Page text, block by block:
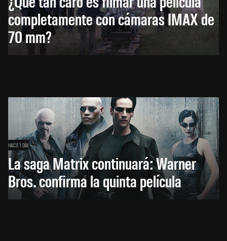
completamente con cámaras IMAX de
70 mm?
HACE 1 DÍA
La saga Matrix continuará: Warner
Bros. confirma la quinta película